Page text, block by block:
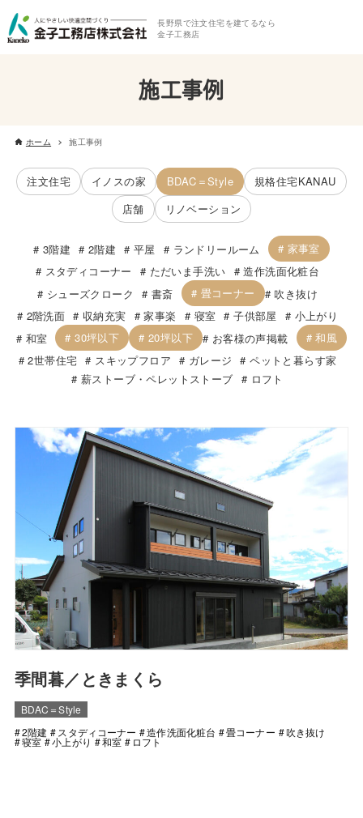
長野県で注文住宅を建てるなら
金子工務店
施工事例
ホーム 施工事例
注文住宅 イノスの家 BDAC＝Style
規格住宅KANAU
店舗
リノベーション
3階建 2階建 平屋 ランドリールーム
家事室
スタディコーナー
ただいま手洗い
造作洗面化粧台
シューズクローク
書斎 畳コーナー
吹き抜け
2階洗面
収納充実 家事楽 寝室 子供部屋
小上がり
和室
30坪以下 20坪以下 お客様の声掲載
和風
2世帯住宅
スキップフロア ガレージ
ペットと暮らす家
薪ストーブ・ペレットストーブ
ロフト
季間暮／ときまくら
BDAC＝Style
2階建
スタディコーナー 造作洗面化粧台 畳コーナー 吹き抜け
寝室 小上がり 和室 ロフト